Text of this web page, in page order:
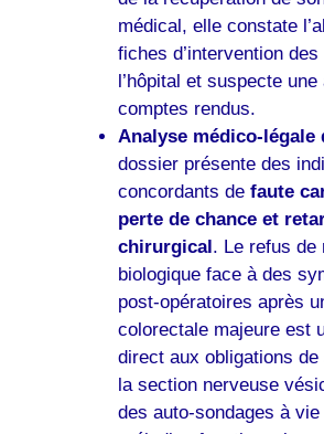
médical, elle constate
fiches d’intervention
l’hôpital et suspecte
comptes rendus.
Analyse médico-légale
dossier présente des
concordants de faute
perte de chance et
chirurgical . Le refus de
biologique face à des
post-opératoires après
colorectale majeure est
direct aux obligations
la section nerveuse
des auto-sondages à